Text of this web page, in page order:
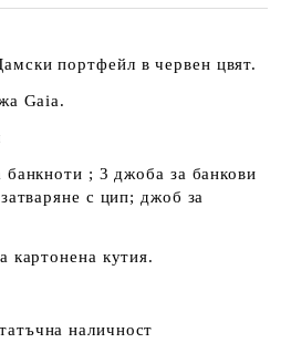
портфейл в червен цвят.
Gaia.
; 3 джоба за банкови
с цип; джоб за
картонена кутия.
наличност